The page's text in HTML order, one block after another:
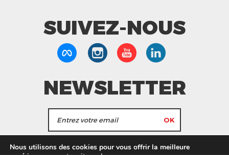
SUIVEZ-NOUS
NEWSLETTER
J'accepte de recevoir les actualités et les
Nous utilisons des cookies pour vous offrir la meilleure